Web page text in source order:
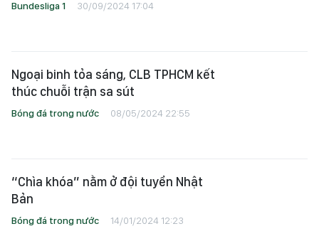
Bundesliga 1 30/09/2024 17:04
Ngoại binh tỏa sáng, CLB TPHCM kết
thúc chuỗi trận sa sút
Bóng đá trong nước 08/05/2024 22:55
“Chìa khóa” nằm ở đội tuyển Nhật
Bản
Bóng đá trong nước 14/01/2024 12:23